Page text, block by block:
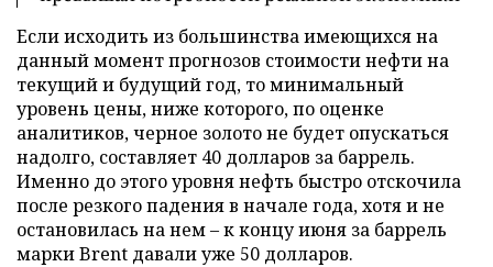
Если исходить из большинства имеющихся на
данный момент прогнозов стоимости нефти на
текущий и будущий год, то минимальный
уровень цены, ниже которого, по оценке
аналитиков, черное золото не будет опускаться
надолго, составляет 40 долларов за баррель.
Именно до этого уровня нефть быстро отскочила
после резкого падения в начале года, хотя и не
остановилась на нем – к концу июня за баррель
марки Brent давали уже 50 долларов.